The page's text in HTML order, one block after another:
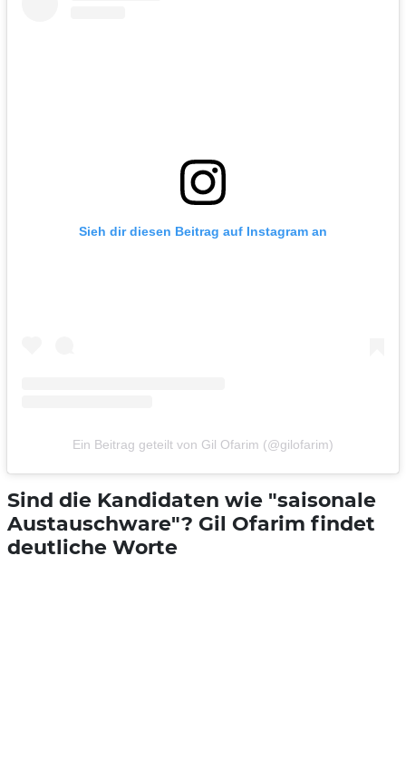
Sieh dir diesen Beitrag auf Instagram an
Ein Beitrag geteilt von Gil Ofarim (@gilofarim)
Sind die Kandidaten wie "saisonale
Austauschware"? Gil Ofarim findet
deutliche Worte